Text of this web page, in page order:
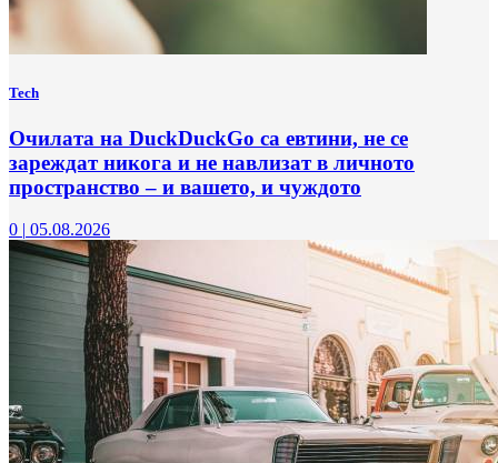
Tech
Очилата на DuckDuckGo са евтини, не се
зареждат никога и не навлизат в личното
пространство – и вашето, и чуждото
0 | 05.08.2026